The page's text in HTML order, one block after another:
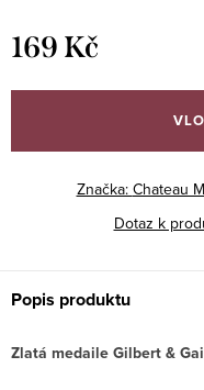
169 Kč
cena:
Značka: Chateau
Dotaz k
Popis produktu
Zlatá medaile Gilbert &